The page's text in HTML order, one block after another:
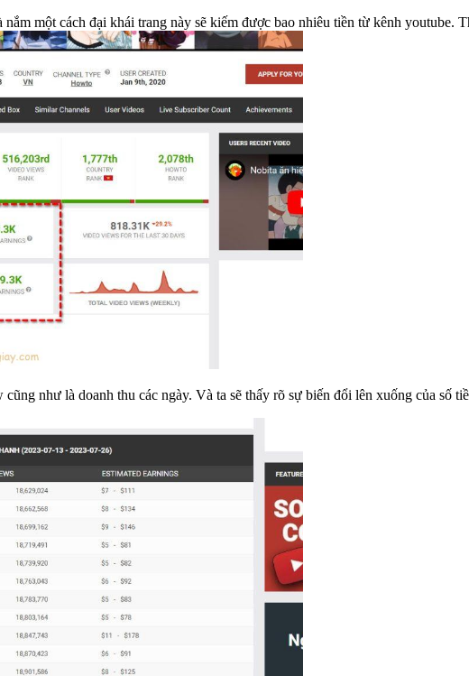
một cách đại khái trang này sẽ kiếm được bao nhiêu tiền từ kênh youtube.
như là doanh thu các ngày. Và ta sẽ thấy rõ sự biến đổi lên xuống của số